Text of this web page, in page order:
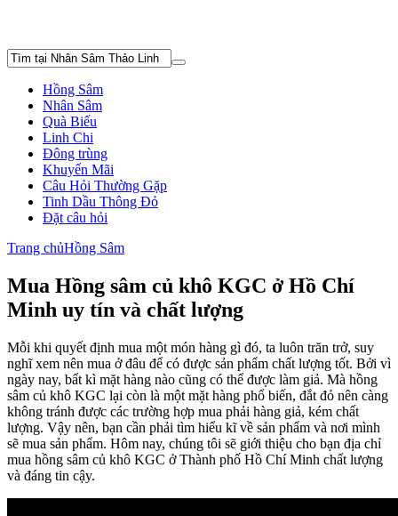
Hồng Sâm
Nhân Sâm
Quà Biếu
Linh Chi
Đông trùng
Khuyến Mãi
Câu Hỏi Thường Gặp
Tinh Dầu Thông Đỏ
Đặt câu hỏi
Trang chủHồng Sâm
Mua Hồng sâm củ khô KGC ở Hồ Chí
Minh uy tín và chất lượng
Mỗi khi quyết định mua một món hàng gì đó, ta luôn trăn trở, suy
nghĩ xem nên mua ở đâu để có được sản phẩm chất lượng tốt. Bởi vì
ngày nay, bất kì mặt hàng nào cũng có thể được làm giả. Mà hồng
sâm củ khô KGC lại còn là một mặt hàng phổ biến, đắt đỏ nên càng
không tránh được các trường hợp mua phải hàng giả, kém chất
lượng. Vậy nên, bạn cần phải tìm hiểu kĩ về sản phẩm và nơi mình
sẽ mua sản phẩm. Hôm nay, chúng tôi sẽ giới thiệu cho bạn địa chỉ
mua hồng sâm củ khô KGC ở Thành phố Hồ Chí Minh chất lượng
và đáng tin cậy.